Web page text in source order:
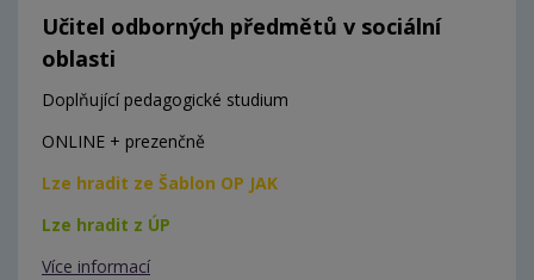
Učitel odborných předmětů v sociální
oblasti
Doplňující pedagogické studium
ONLINE + prezenčně
Lze hradit ze Šablon OP JAK
Lze hradit z ÚP
Více informací